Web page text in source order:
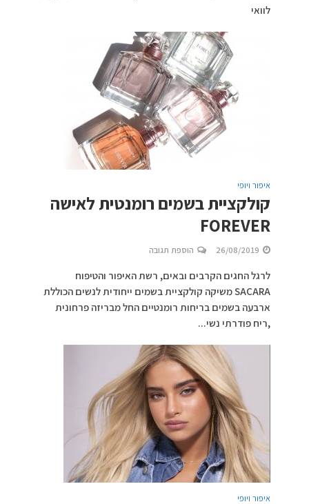
לוואי
איפור ויופי
קולקציית בשמים רומנטית לאישה
FOREVER
26/08/2019 הוספת תגובה
לרגל החגים הקרבים ובאים, רשת האיפור והטיפוח
SACARA משיקה קולקציית בשמים ייחודית לנשים הכוללת
ארבעה בשמים בריחות רומנטיים החל מבריזה פרחונית
,ריח פודרתי נשי...
איפור ויופי